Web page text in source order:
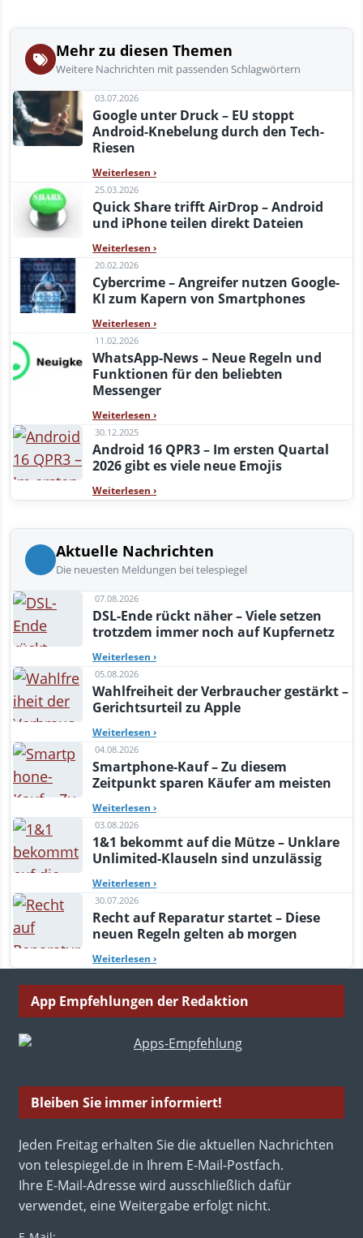
Mehr zu diesen Themen
Weitere Nachrichten mit passenden Schlagwörtern
03.07.2026
Google unter Druck – EU stoppt
Android-Knebelung durch den Tech-
Riesen
Weiterlesen ›
25.03.2026
Quick Share trifft AirDrop – Android
und iPhone teilen direkt Dateien
Weiterlesen ›
20.02.2026
Cybercrime – Angreifer nutzen Google-
KI zum Kapern von Smartphones
Weiterlesen ›
11.02.2026
WhatsApp-News – Neue Regeln und
Funktionen für den beliebten
Messenger
Weiterlesen ›
30.12.2025
Android 16 QPR3 – Im ersten Quartal
2026 gibt es viele neue Emojis
Weiterlesen ›
Aktuelle Nachrichten
Die neuesten Meldungen bei telespiegel
07.08.2026
DSL-Ende rückt näher – Viele setzen
trotzdem immer noch auf Kupfernetz
Weiterlesen ›
05.08.2026
Wahlfreiheit der Verbraucher gestärkt –
Gerichtsurteil zu Apple
Weiterlesen ›
04.08.2026
Smartphone-Kauf – Zu diesem
Zeitpunkt sparen Käufer am meisten
Weiterlesen ›
03.08.2026
1&1 bekommt auf die Mütze – Unklare
Unlimited-Klauseln sind unzulässig
Weiterlesen ›
30.07.2026
Recht auf Reparatur startet – Diese
neuen Regeln gelten ab morgen
Weiterlesen ›
App Empfehlungen der Redaktion
Bleiben Sie immer informiert!
Jeden Freitag erhalten Sie die aktuellen Nachrichten
von telespiegel.de in Ihrem E-Mail-Postfach.
Ihre E-Mail-Adresse wird ausschließlich dafür
verwendet, eine Weitergabe erfolgt nicht.